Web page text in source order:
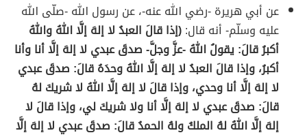
عن أبي هريرة -رضي الله عنه-، عن رسول الله -صلّى الله
عليه وسلّم- أنه قال:(إذا قالَ العبدُ لا إلهَ إلَّا اللهُ واللهُ
أكبرُ قالَ: يقولُ اللهُ -عزَّ وجلَّ- صدقَ عبدي لا إلهَ إلَّا أنا وأنا
أكبرُ، وإذا قالَ العبدُ لا إلهَ إلَّا اللهُ وحدَهُ قالَ: صدقَ عبدي
لا إلهَ إلَّا أنا وحدي، وإذا قالَ لا إلهَ إلَّا اللهُ لا شريكَ لهُ
قالَ: صدقَ عبدي لا إلهَ إلَّا أنا ولا شريكَ لي، وإذا قالَ لا
إلهَ إلَّا اللهُ لهُ الملكُ ولهُ الحمدُ قالَ: صدقَ عبدي لا إلهَ إلَّا